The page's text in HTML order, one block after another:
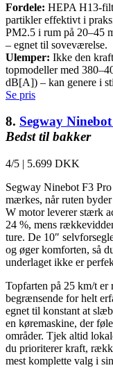
Fordele: HEPA H13-
partikler effektivt i
PM2.5 i rum på 20–45
– egnet til soveværelse.
Ulemper: Ikke den
topmodeller med
dB[A]) – kan genere i
Se pris
8. Segway
Bedst til bakker
4/5 | 5.699 DKK
Segway Ninebot F3
mærkes, når ruten
W motor leverer stærk
24 %, mens
ture. De 10″
og øger komforten, så
underlaget ikke er
Topfarten på 25 km/t
begrænsende for helt
egnet til konstant at
en køremaskine, der
områder. Tjek altid
du prioriterer kraft,
mest komplette valg i